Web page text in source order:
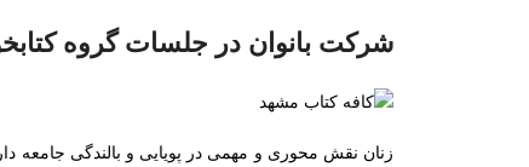
شرکت بانوان در جلسات گروه
زنان نقش محوری و مهمی در پویایی و بالندگی جامعه